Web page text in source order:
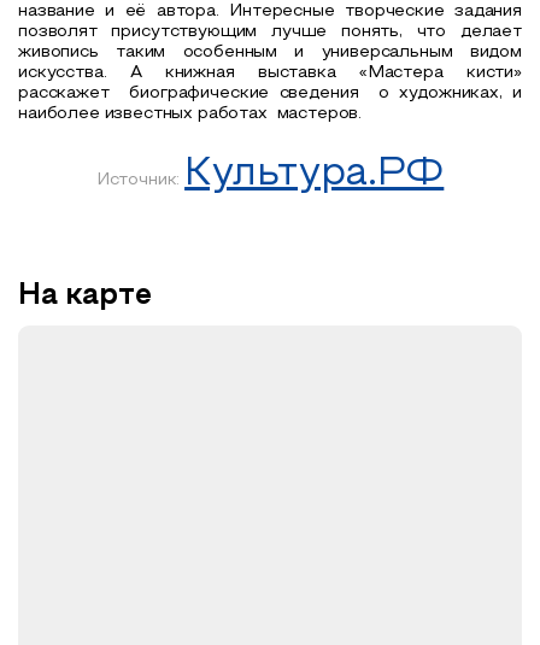
название и её автора.
Интересные творческие задания
позволят присутствующим лучше понять, что делает
живопись таким особенным и универсальным видом
искусства. А книжная выставка «Мастера кисти»
расскажет
биографические сведения о художниках, и
наиболее известных работах
мастеров.
Источник: Культура.РФ
На карте